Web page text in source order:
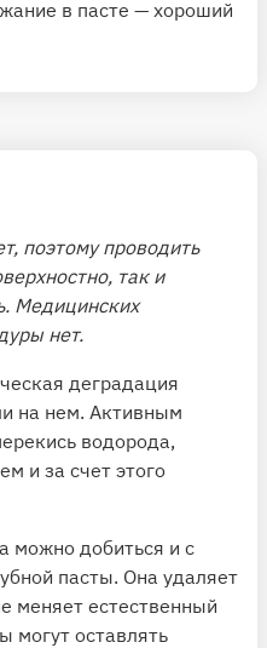
в пасте — хороший
поэтому проводить
так и
Медицинских
нет.
деградация
на нем. Активным
водорода,
и за счет этого
можно добиться и с
пасты. Она удаляет
меняет естественный
могут оставлять